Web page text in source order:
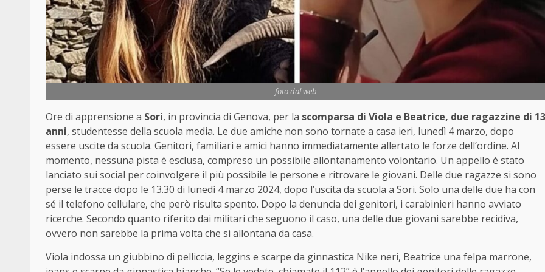
foto dal web
Ore di apprensione a Sori, in provincia di Genova, per la scomparsa di Viola e Beatrice, due ragazzine di 13
anni, studentesse della scuola media. Le due amiche non sono tornate a casa ieri, lunedì 4 marzo, dopo
essere uscite da scuola. Genitori, familiari e amici hanno immediatamente allertato le forze dell’ordine. Al
momento, nessuna pista è esclusa, compreso un possibile allontanamento volontario. Un appello è stato
lanciato sui social per coinvolgere il più possibile le persone e ritrovare le giovani. Delle due ragazze si sono
perse le tracce dopo le 13.30 di lunedì 4 marzo 2024, dopo l’uscita da scuola a Sori. Solo una delle due ha con
sé il telefono cellulare, che però risulta spento. Dopo la denuncia dei genitori, i carabinieri hanno avviato
ricerche. Secondo quanto riferito dai militari che seguono il caso, una delle due giovani sarebbe recidiva,
ovvero non sarebbe la prima volta che si allontana da casa.
Viola indossa un giubbino di pelliccia, leggins e scarpe da ginnastica Nike neri, Beatrice una felpa marrone,